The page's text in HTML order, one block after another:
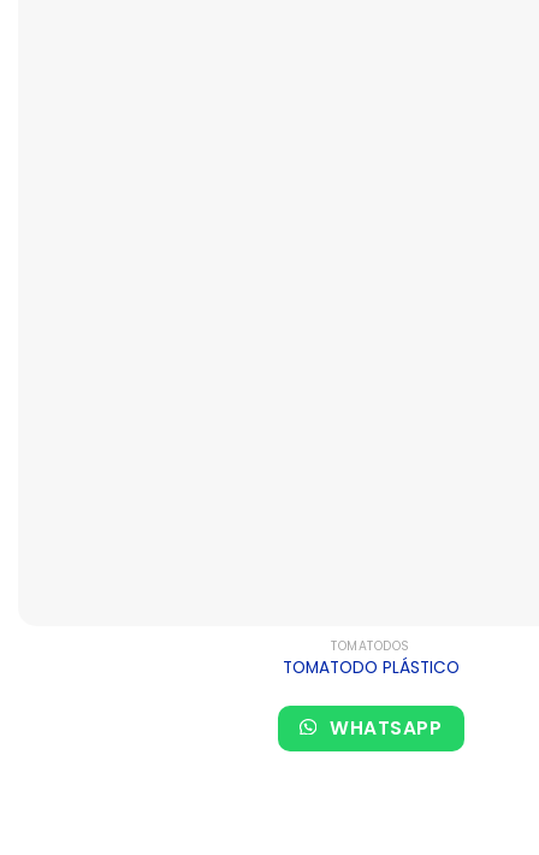
TOMATODOS
TOMATODO PLÁSTICO
WHATSAPP